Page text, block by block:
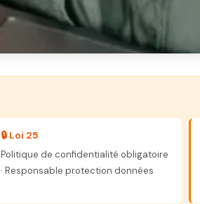
🔒 Loi 25
Politique de confidentialité obligatoire
· Responsable protection données